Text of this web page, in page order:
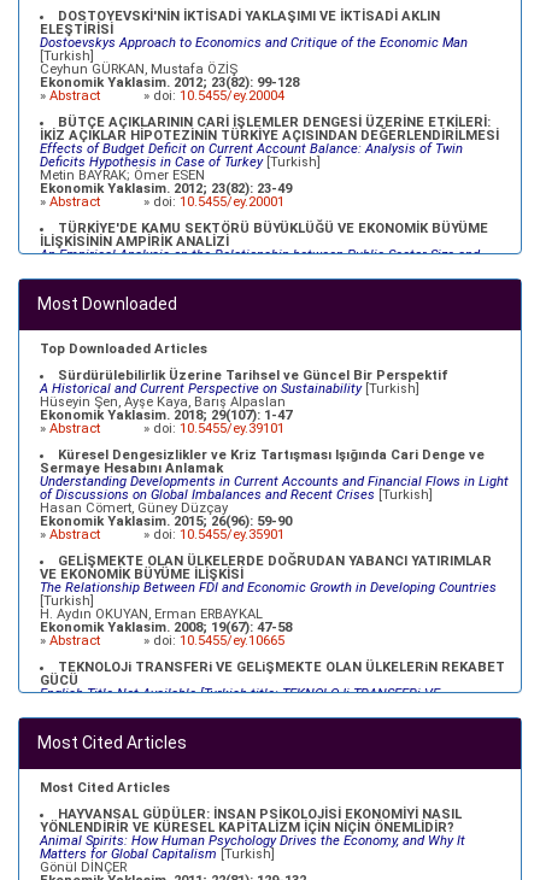
DOSTOYEVSKİ'NİN İKTİSADİ YAKLAŞIMI VE İKTİSADİ AKLIN
ELEŞTİRİSİ
Dostoevskys Approach to Economics and Critique of the Economic Man
[Turkish]
Ceyhun GÜRKAN, Mustafa ÖZİŞ
Ekonomik Yaklasim. 2012; 23(82): 99-128
» Abstract » doi: 10.5455/ey.20004
BÜTÇE AÇIKLARININ CARİ İŞLEMLER DENGESİ ÜZERİNE ETKİLERİ:
İKİZ AÇIKLAR HİPOTEZİNİN TÜRKİYE AÇISINDAN DEĞERLENDİRİLMESİ
Effects of Budget Deficit on Current Account Balance: Analysis of Twin
Deficits Hypothesis in Case of Turkey[Turkish]
Metin BAYRAK; Ömer ESEN
Ekonomik Yaklasim. 2012; 23(82): 23-49
» Abstract » doi: 10.5455/ey.20001
TÜRKİYE'DE KAMU SEKTÖRÜ BÜYÜKLÜĞÜ VE EKONOMİK BÜYÜME
İLİŞKİSİNİN AMPİRİK ANALİZİ
An Empirical Analysis on the Relationship between Public Sector Size and
Ömer Faruk ALTUNÇ, Celil AYDIN
Ekonomik Yaklasim. 2012; 23(82): 79-98
»Abstract » doi:
TÜRKİYE EKONOMİSİ İÇİN NAIRU TAHMİNİ
NAIRU Estimation for the Turkish Economy
Ekonomik Yaklasim. 2012; 23(83): 69-91
» Abstract » doi:10.5455/ey.34098
Most Downloaded
Top Downloaded Articles
Sürdürülebilirlik Üzerine Tarihsel ve Güncel Bir Perspektif
A Historical and Current Perspective on Sustainability[Turkish]
Hüseyin Şen, Ayşe Kaya, Barış Alpaslan
Ekonomik Yaklasim. 2018; 29(107): 1-47
» Abstract » doi: 10.5455/ey.39101
Küresel Dengesizlikler ve Kriz Tartışması Işığında Cari Denge ve
Sermaye Hesabını Anlamak
Understanding Developments in Current Accounts and Financial Flows in Light
of Discussions on Global Imbalances and Recent Crises [Turkish]
Hasan Cömert, Güney Düzçay
Ekonomik Yaklasim. 2015; 26(96): 59-90
» Abstract » doi: 10.5455/ey.35901
GELİŞMEKTE OLAN ÜLKELERDE DOĞRUDAN YABANCI YATIRIMLAR
VE EKONOMİK BÜYÜME İLİŞKİSİ
The Relationship Between FDI and Economic Growth in Developing Countries
[Turkish]
H. Aydın OKUYAN, Erman ERBAYKAL
Ekonomik Yaklasim. 2008; 19(67): 47-58
» Abstract » doi: 10.5455/ey.10665
TEKNOLOJi TRANSFERi VE GELiŞMEKTE OLAN ÜLKELERiN REKABET
GÜCÜ
English Title Not Available [Turkish title: TEKNOLOJi TRANSFERi VE
Refik ÜREYEN, Metin DURGUT, Müfit AKYOS, Oğuz KARAKOÇ
Ekonomik Yaklasim. 2003; 14(47 - Proceedings): 69-92
»Abstract » doi:10.5455/ey.10379
XVII. YÜZYILDA OSMANLILAR VE MERKANTİLİSTLER
English Title Not Available [Turkish Title:XVII. YÜZYILDA OSMANLILAR VE
Mehmet BULUT
Ekonomik Yaklasim. 2000; 11(39): 23-35
»Abstract » doi:10.5455/ey.10334
Most Cited Articles
Most Cited Articles
HAYVANSAL GÜDÜLER: İNSAN PSİKOLOJİSİ EKONOMİYİ NASIL
YÖNLENDİRİR VE KÜRESEL KAPİTALİZM İÇİN NİÇİN ÖNEMLİDİR?
Animal Spirits: How Human Psychology Drives the Economy, and Why It
Matters for Global Capitalism [Turkish]
Gönül DİNÇER